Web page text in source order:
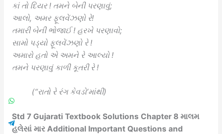
કાં તો દિયર ! તમને બેની પરણાવું;
આલો, અમર ફૂલવેંઝણો રે!
તમારી બેની ભોજાઈ ! હરખે પરણાવો;
સામો પડ્યો ફૂલવેંઝણો રે !
અમારો હતો એ અમને રે આલ્યો !
તમને પરણાવું કાળી કૂતરી રે !
(“રાતો રે રંગ કેવડો’માંથી)
Std 7 Gujarati Textbook Solutions Chapter 8 માલમ
હલેસાં માર Additional Important Questions and